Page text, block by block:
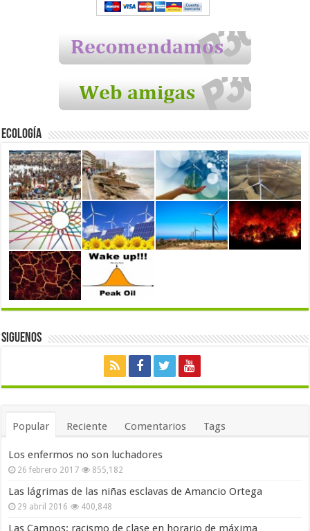
Ecología
Siguenos
Popular Reciente Comentarios Tags
Los enfermos no son luchadores
26 febrero 2017 855,182
Las lágrimas de las niñas esclavas de Amancio Ortega
29 abril 2016 400,848
Las Campos: racismo de clase en horario de máxima